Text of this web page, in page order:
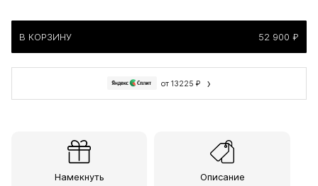
В КОРЗИНУ 52 900 ₽
от 13225 ₽ ›
Намекнуть
Описание